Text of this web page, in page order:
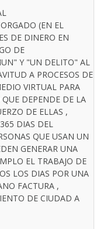
(EN EL
DE DINERO EN
DE
Y "UN DELITO" AL
A PROCESOS DE
VIRTUAL PARA
DEPENDE DE LA
DE ELLAS ,
DIAS DEL
QUE USAN UN
GENERAR UNA
EL TRABAJO DE
LOS DIAS POR UNA
FACTURA ,
DE CIUDAD A